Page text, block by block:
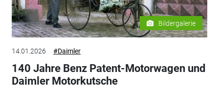
Bildergalerie
14.01.2026 #Daimler
140 Jahre Benz Patent-Motorwagen und
Daimler Motorkutsche